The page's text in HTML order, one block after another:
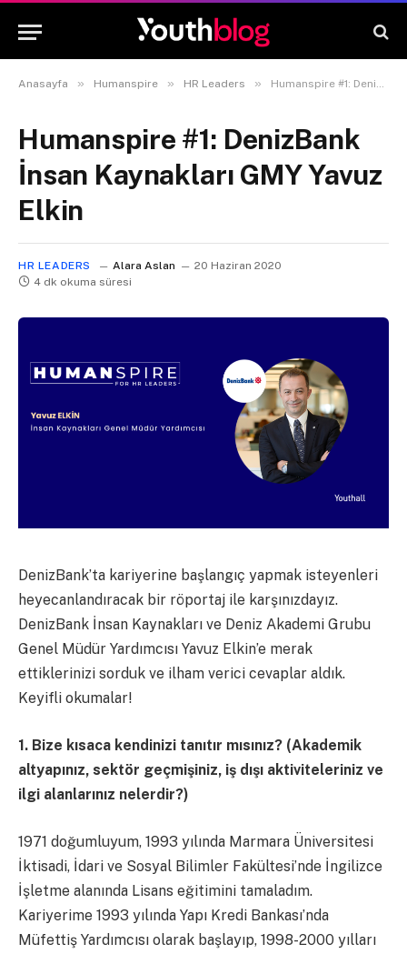
Anasayfa » Humanspire » HR Leaders » Humanspire #1: DenizBank İnsan Kaynakları GMY Yavuz Elkin
Humanspire #1: DenizBank
İnsan Kaynakları GMY Yavuz
Elkin
HR LEADERS Alara Aslan
20 Haziran 2020
4 dk okuma süresi
DenizBank’ta kariyerine başlangıç yapmak isteyenleri
heyecanlandıracak bir röportaj ile karşınızdayız.
DenizBank İnsan Kaynakları ve Deniz Akademi Grubu
Genel Müdür Yardımcısı Yavuz Elkin’e merak
ettiklerinizi sorduk ve ilham verici cevaplar aldık.
Keyifli okumalar!
1. Bize kısaca kendinizi tanıtır mısınız? (Akademik
altyapınız, sektör geçmişiniz, iş dışı aktiviteleriniz ve
ilgi alanlarınız nelerdir?)
1971 doğumluyum, 1993 yılında Marmara Üniversitesi
İktisadi, İdari ve Sosyal Bilimler Fakültesi’nde İngilizce
İşletme alanında Lisans eğitimini tamaladım.
Kariyerime 1993 yılında Yapı Kredi Bankası’nda
Müfettiş Yardımcısı olarak başlayıp, 1998-2000 yılları